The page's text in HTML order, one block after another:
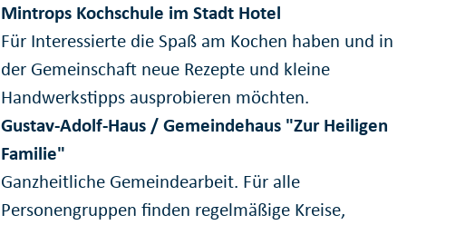
Mintrops Kochschule im Stadt Hotel
Für Interessierte die Spaß am Kochen haben und in
der Gemeinschaft neue Rezepte und kleine
Handwerkstipps ausprobieren möchten.
Gustav-Adolf-Haus / Gemeindehaus "Zur Heiligen
Familie"
Ganzheitliche Gemeindearbeit. Für alle
Personengruppen finden regelmäßige Kreise,